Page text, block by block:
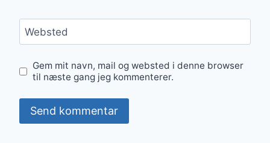
Websted
Gem mit navn, mail og websted i denne browser
til næste gang jeg kommenterer.